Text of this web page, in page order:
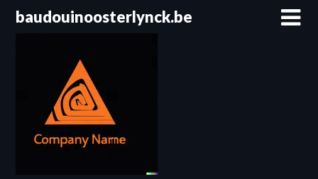
Passerbaudouinoosterlynck.be